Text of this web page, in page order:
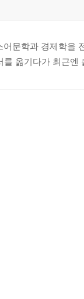
문학과 경제학을
를 옮기다가 최근